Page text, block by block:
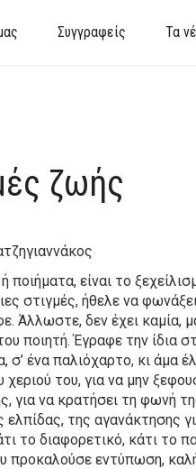
Συγγραφείς Τα
ζωής
ποιήματα, είναι το
στιγμές, ήθελε να
Άλλωστε, δεν έχει καμία,
ποιητή. Έγραφε την ίδια
σ’ ένα παλιόχαρτο, κι άμα
χεριού του, για να μην
για να κρατήσει τη φωνή
ελπίδας, της αγανάκτησης
το διαφορετικό, κάτι το
προκαλούσε εντύπωση,